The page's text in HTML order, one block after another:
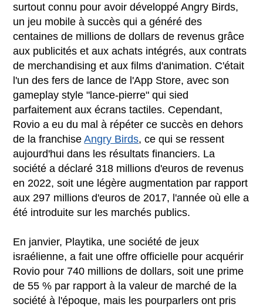
surtout connu pour avoir développé Angry Birds,
un jeu mobile à succès qui a généré des
centaines de millions de dollars de revenus grâce
aux publicités et aux achats intégrés, aux contrats
de merchandising et aux films d'animation. C'était
l'un des fers de lance de l'App Store, avec son
gameplay style "lance-pierre" qui sied
parfaitement aux écrans tactiles. Cependant,
Rovio a eu du mal à répéter ce succès en dehors
de la franchiseAngry Birds, ce qui se ressent
aujourd'hui dans les résultats financiers. La
société a déclaré 318 millions d'euros de revenus
en 2022, soit une légère augmentation par rapport
aux 297 millions d'euros de 2017, l'année où elle a
été introduite sur les marchés publics.
En janvier, Playtika, une société de jeux
israélienne, a fait une offre officielle pour acquérir
Rovio pour 740 millions de dollars, soit une prime
de 55 % par rapport à la valeur de marché de la
société à l'époque, mais les pourparlers ont pris